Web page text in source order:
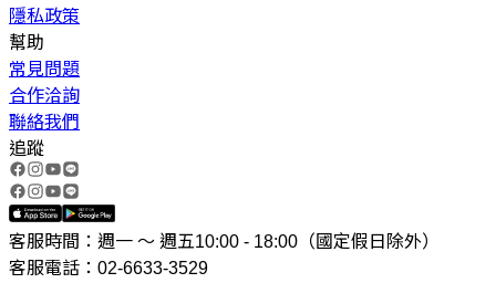
隱私政策
幫助
常見問題
合作洽詢
聯絡我們
追蹤
客服時間：週一 ～ 週五10:00 - 18:00（國定假日除外）
客服電話：02-6633-3529